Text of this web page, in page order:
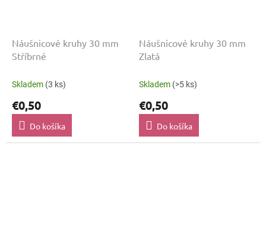
Náušnicové kruhy 30 mm
Stříbrné
Skladem (3 ks)
€0,50
Do košíka
Náušnicové kruhy 30 mm
Zlatá
Skladem (>5 ks)
€0,50
Do košíka